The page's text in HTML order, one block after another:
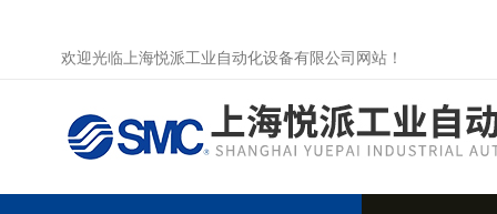
欢迎光临上海悦派工业自动化设备有限公司网站！